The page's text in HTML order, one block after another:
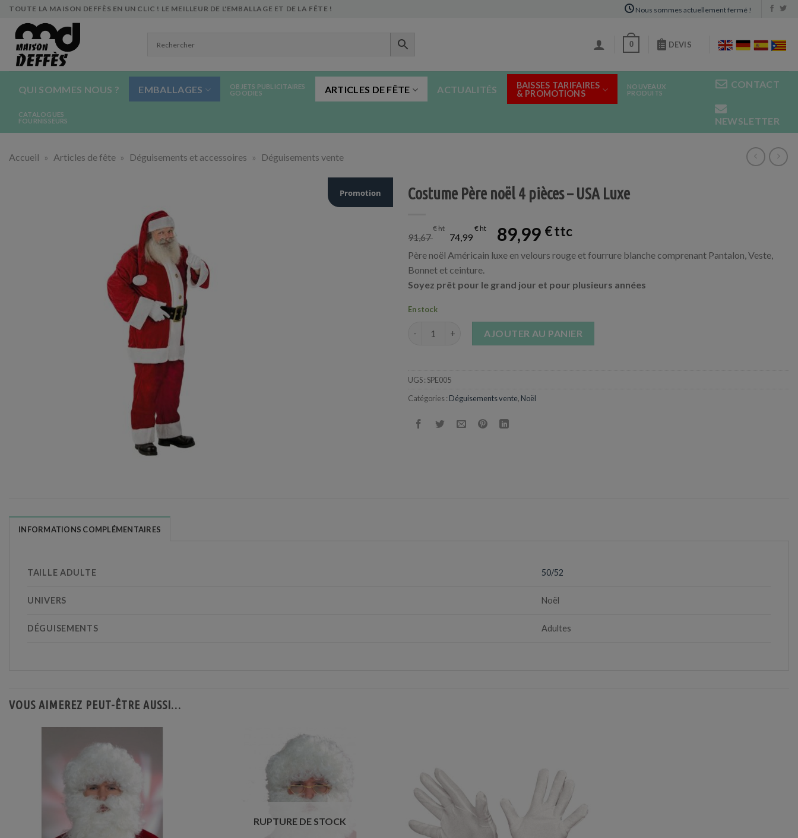
Skip
content
TOUTE LA MAISON DEFFÈS EN UN CLIC ! LE MEILLEUR DE L'EMBALLAGE ET DE LA FÊTE ! Nous sommes actuellement fermé !
0 DEVIS
QUI SOMMES NOUS ? EMBALLAGES
OBJETS PUBLICITAIRES
GOODIES
ARTICLES DE FÊTE ACTUALITÉS
BAISSES TARIFAIRES
& PROMOTIONS
NOUVEAUX
PRODUITS
CATALOGUES
FOURNISSEURS
CONTACT
NEWSLETTER
Accueil » Articles de fête » Déguisements et accessoires » Déguisements vente
Promotion Costume Père noël 4 pièces – USA Luxe
91,67
€
prix
était :
91,67 €.
74,99
€
le
prix
est :
89,99 €
Père noël Américain luxe en velours rouge et fourrure blanche comprenant Pantalon, Veste,
Bonnet et ceinture.
Soyez prêt pour le grand jour et pour plusieurs années
En stock
AJOUTER AU PANIER
UGS :SPE005
Catégories : Déguisements vente, Noël
INFORMATIONS COMPLÉMENTAIRES
TAILLE ADULTE 50/52
UNIVERS Noël
DÉGUISEMENTS Adultes
VOUS AIMEREZ PEUT-ÊTRE AUSSI…
RUPTURE DE STOCK